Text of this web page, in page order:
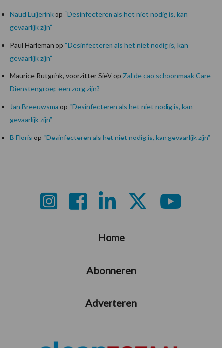
Naud Luijerinkop “Desinfecteren als het niet nodig is, kan
gevaarlijk zijn”
Paul Harleman op “Desinfecteren als het niet nodig is, kan
gevaarlijk zijn”
Maurice Rutgrink, voorzitter SieVop Zal de cao schoonmaak Care
Dienstengroep een zorg zijn?
Jan Breeuwsma op “Desinfecteren als het niet nodig is, kan
gevaarlijk zijn”
B Floris op “Desinfecteren als het niet nodig is, kan gevaarlijk zijn”
Home
Abonneren
Adverteren